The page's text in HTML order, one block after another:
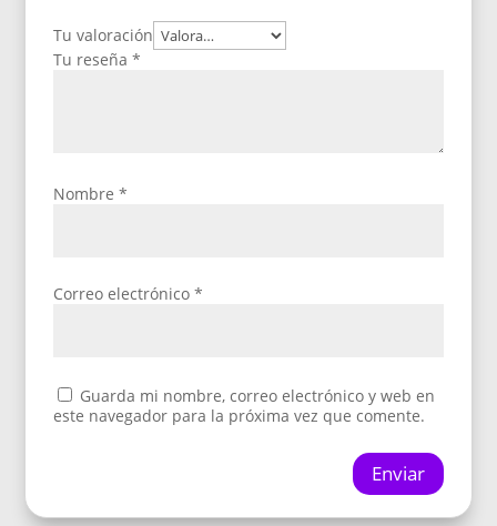
Tu valoración
Tu reseña*
Nombre*
Correo electrónico*
Guarda mi nombre, correo electrónico y web en
este navegador para la próxima vez que comente.
Enviar